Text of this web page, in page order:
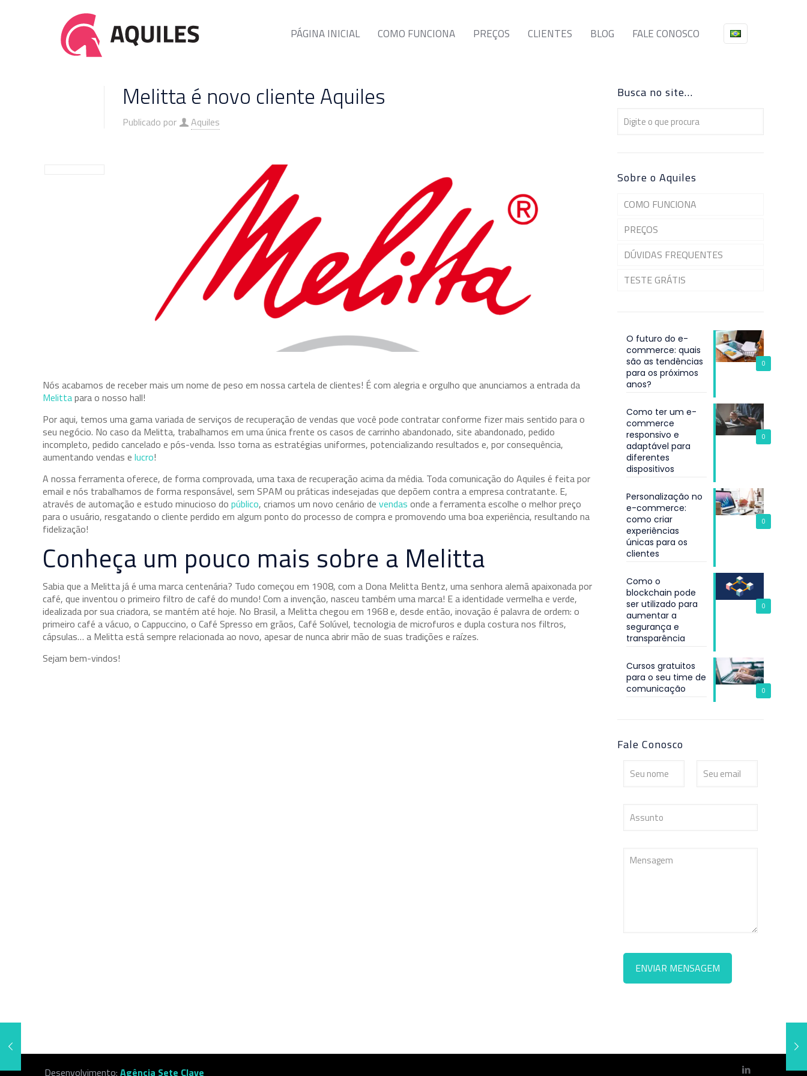
PÁGINA INICIAL COMO FUNCIONA PREÇOS CLIENTES BLOG FALE CONOSCO
Melitta é novo cliente Aquiles
Publicado por Aquiles
Nós acabamos de receber mais um nome de peso em nossa cartela de clientes! É com alegria e orgulho que anunciamos a entrada da
Melittapara o nosso hall!
Por aqui, temos uma gama variada de serviços de recuperação de vendas que você pode contratar conforme fizer mais sentido para o
seu negócio. No caso da Melitta, trabalhamos em uma única frente os casos de carrinho abandonado, site abandonado, pedido
incompleto, pedido cancelado e pós-venda. Isso torna as estratégias uniformes, potencializando resultados e, por consequência,
aumentando vendas elucro!
A nossa ferramenta oferece, de forma comprovada, uma taxa de recuperação acima da média. Toda comunicação do Aquiles é feita por
email e nós trabalhamos de forma responsável, sem SPAM ou práticas indesejadas que depõem contra a empresa contratante. E,
através de automação e estudo minucioso dopúblico, criamos um novo cenário devendas onde a ferramenta escolhe o melhor preço
para o usuário, resgatando o cliente perdido em algum ponto do processo de compra e promovendo uma boa experiência, resultando na
fidelização!
Conheça um pouco mais sobre a Melitta
Sabia que a Melitta já é uma marca centenária? Tudo começou em 1908, com a Dona Melitta Bentz, uma senhora alemã apaixonada por
café, que inventou o primeiro filtro de café do mundo! Com a invenção, nasceu também uma marca! E a identidade vermelha e verde,
idealizada por sua criadora, se mantém até hoje. No Brasil, a Melitta chegou em 1968 e, desde então, inovação é palavra de ordem: o
primeiro café a vácuo, o Cappuccino, o Café Spresso em grãos, Café Solúvel, tecnologia de microfuros e dupla costura nos filtros,
cápsulas… a Melitta está sempre relacionada ao novo, apesar de nunca abrir mão de suas tradições e raízes.
Sejam bem-vindos!
Busca no site…
Sobre o Aquiles
COMO FUNCIONA
PREÇOS
DÚVIDAS FREQUENTES
TESTE GRÁTIS
0
O futuro do e-
commerce: quais
são as tendências
para os próximos
anos?
0
Como ter um e-
commerce
responsivo e
adaptável para
diferentes
dispositivos
0
Personalização no
e-commerce:
como criar
experiências
únicas para os
clientes
0
Como o
blockchain pode
ser utilizado para
aumentar a
segurança e
transparência
0
Cursos gratuitos
para o seu time de
comunicação
Fale Conosco
Desenvolvimento: Agência Sete Clave